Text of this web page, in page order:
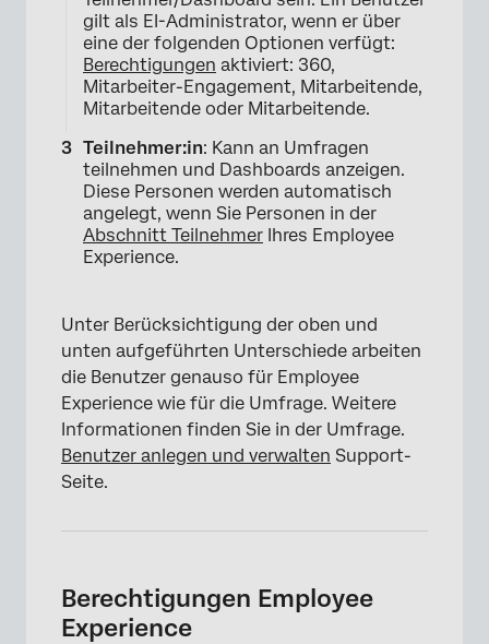
gilt als EI-Administrator, wenn er über
eine der folgenden Optionen verfügt:
Berechtigungen aktiviert: 360,
Mitarbeiter-Engagement, Mitarbeitende,
Mitarbeitende oder Mitarbeitende.
Teilnehmer:in: Kann an Umfragen
teilnehmen und Dashboards anzeigen.
Diese Personen werden automatisch
angelegt, wenn Sie Personen in der
Abschnitt Teilnehmer Ihres Employee
Experience.
Unter Berücksichtigung der oben und
unten aufgeführten Unterschiede arbeiten
die Benutzer genauso für Employee
Experience wie für die Umfrage. Weitere
Informationen finden Sie in der Umfrage.
Benutzer anlegen und verwalten Support-
Seite.
Berechtigungen Employee
Experience